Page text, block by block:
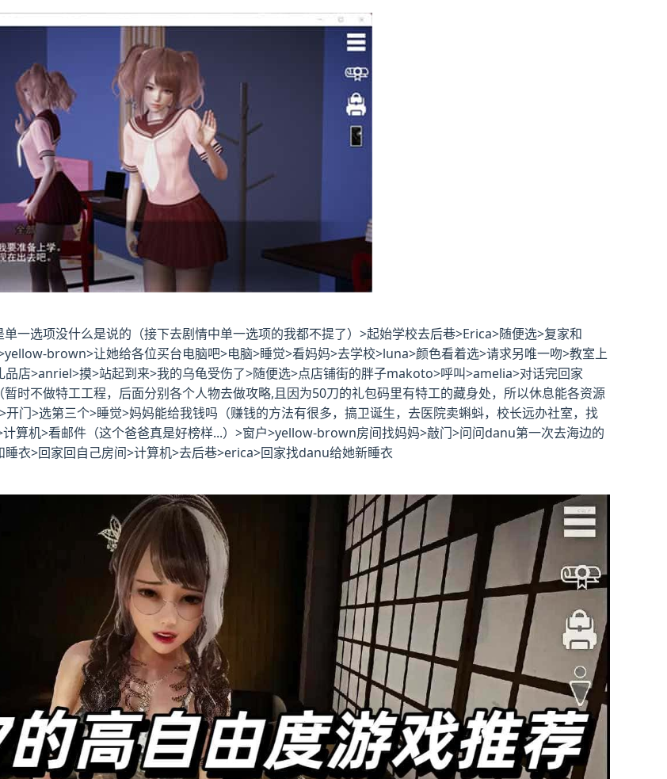
一选项没什么是说的（接下去剧情中单一选项的我都不提了）>起始学校去后巷>Erica>随便选>复家和
brown>让她给各位买台电脑吧>电脑>睡觉>看妈妈>去学校>luna>颜色看着选>请求另唯一吻>教室上
店>anriel>摸>站起到来>我的乌龟受伤了>随便选>点店铺街的胖子makoto>呼叫>amelia>对话完回家
时不做特工工程，后面分别各个人物去做攻略,且因为50刀的礼包码里有特工的藏身处，所以休息能各资源
门>选第三个>睡觉>妈妈能给我钱吗（赚钱的方法有很多，搞卫诞生，去医院卖蝌蚪，校长远办社室，找
算机>看邮件（这个爸爸真是好榜样...）>窗户>yellow-brown房间找妈妈>敲门>问问danu第一次去海边的
衣>回家回自己房间>计算机>去后巷>erica>回家找danu给她新睡衣